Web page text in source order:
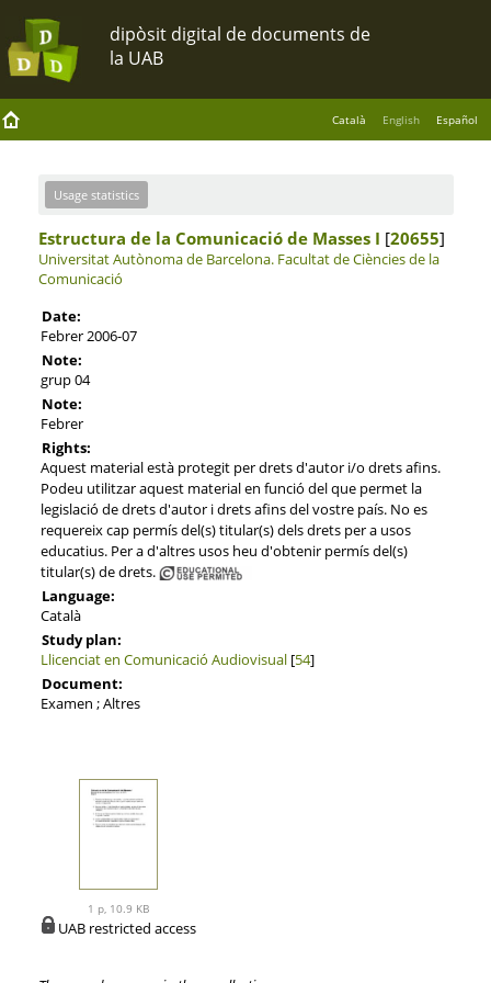
Català English Español
Usage statistics
Estructura de la Comunicació de Masses I [20655]
Universitat Autònoma de Barcelona. Facultat de Ciències de la
Comunicació
Date:
Febrer 2006-07
Note:
grup 04
Note:
Febrer
Rights:
Aquest material està protegit per drets d'autor i/o drets afins.
Podeu utilitzar aquest material en funció del que permet la
legislació de drets d'autor i drets afins del vostre país. No es
requereix cap permís del(s) titular(s) dels drets per a usos
educatius. Per a d'altres usos heu d'obtenir permís del(s)
titular(s) de drets.
Language:
Català
Study plan:
Llicenciat en Comunicació Audiovisual[54]
Document:
Examen ; Altres
1 p, 10.9 KB
UAB restricted access